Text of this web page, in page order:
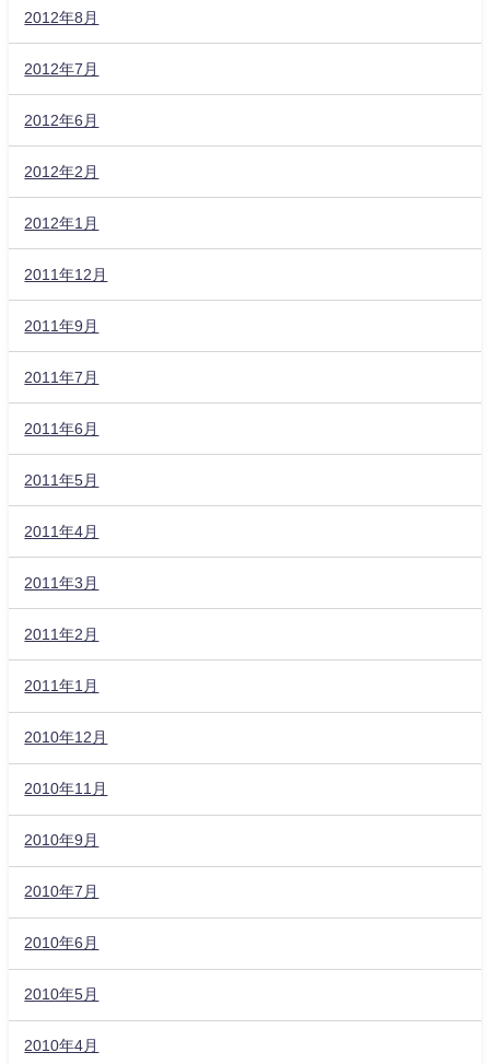
2012年8月
2012年7月
2012年6月
2012年2月
2012年1月
2011年12月
2011年9月
2011年7月
2011年6月
2011年5月
2011年4月
2011年3月
2011年2月
2011年1月
2010年12月
2010年11月
2010年9月
2010年7月
2010年6月
2010年5月
2010年4月